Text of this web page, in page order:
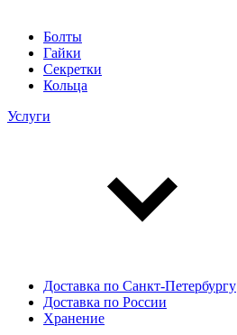
Болты
Гайки
Секретки
Кольца
Услуги
Доставка по Санкт-Петербургу
Доставка по России
Хранение